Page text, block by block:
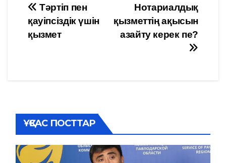
Навигация
по
Нотариалдық
қызметтің ақысын
азайту керек пе?
Тәртіп пен
қауіпсіздік үшін
қызмет
ҰҚСАС ПОСТТАР